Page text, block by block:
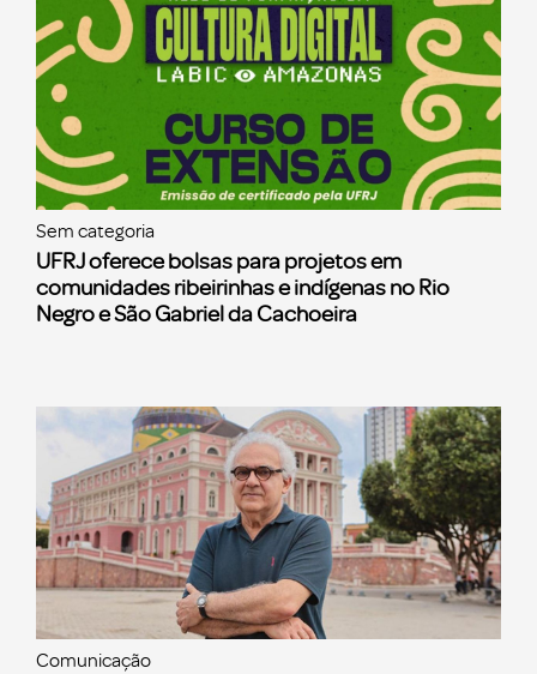
Sem categoria
UFRJ oferece bolsas para projetos em
comunidades ribeirinhas e indígenas no Rio
Negro e São Gabriel da Cachoeira
Comunicação